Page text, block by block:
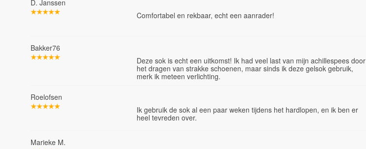
D. Janssen
Comfortabel en rekbaar, echt een aanrader!
Bakker76
Deze sok is echt een uitkomst! Ik had veel last van mijn achillespees door
het dragen van strakke schoenen, maar sinds ik deze gelsok gebruik,
merk ik meteen verlichting.
Roelofsen
Ik gebruik de sok al een paar weken tijdens het hardlopen, en ik ben er
heel tevreden over.
Marieke M.